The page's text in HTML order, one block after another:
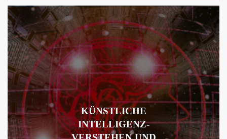
KÜNSTLICHE
INTELLIGENZ-